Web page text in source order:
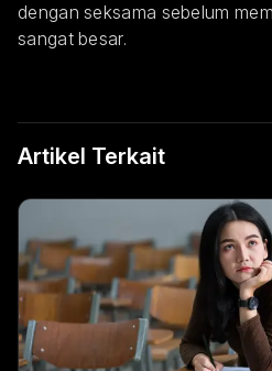
dengan seksama sebelum
sangat besar.
Artikel Terkait